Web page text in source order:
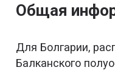
Общая
Для Болгарии,
Балканского